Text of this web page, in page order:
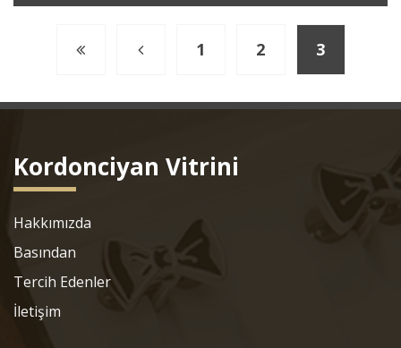
1 2 3
Kordonciyan Vitrini
Hakkımızda
Basından
Tercih Edenler
İletişim